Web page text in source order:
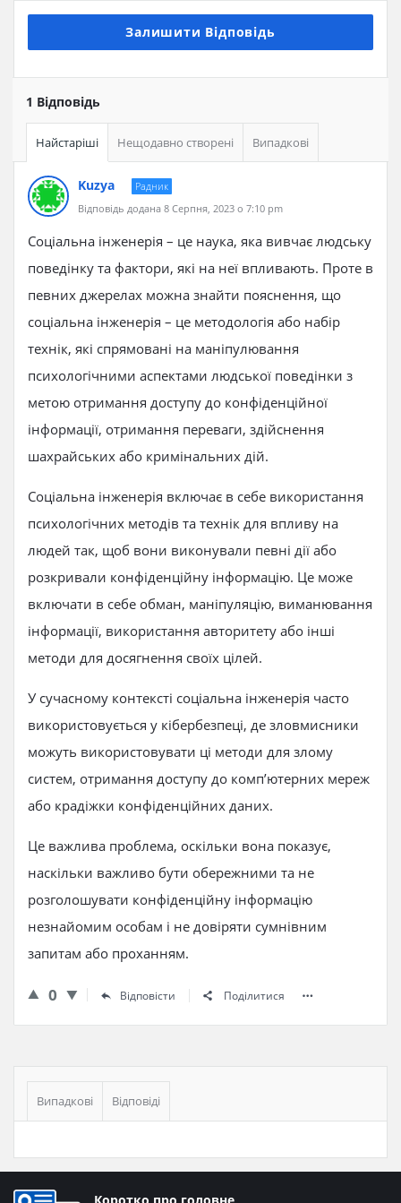
Залишити Відповідь
1 Відповідь
Найстаріші Нещодавно створені Випадкові
Kuzya
Радник
Відповідь додана 8 Серпня, 2023 о 7:10 pm
Соціальна інженерія – це наука, яка вивчає людську
поведінку та фактори, які на неї впливають. Проте в
певних джерелах можна знайти пояснення, що
соціальна інженерія – це методологія або набір
технік, які спрямовані на маніпулювання
психологічними аспектами людської поведінки з
метою отримання доступу до конфіденційної
інформації, отримання переваги, здійснення
шахрайських або кримінальних дій.
Соціальна інженерія включає в себе використання
психологічних методів та технік для впливу на
людей так, щоб вони виконували певні дії або
розкривали конфіденційну інформацію. Це може
включати в себе обман, маніпуляцію, виманювання
інформації, використання авторитету або інші
методи для досягнення своїх цілей.
У сучасному контексті соціальна інженерія часто
використовується у кібербезпеці, де зловмисники
можуть використовувати ці методи для злому
систем, отримання доступу до комп’ютерних мереж
або крадіжки конфіденційних даних.
Це важлива проблема, оскільки вона показує,
наскільки важливо бути обережними та не
розголошувати конфіденційну інформацію
незнайомим особам і не довіряти сумнівним
запитам або проханням.
0 Відповісти Поділитися
Бічна
панель
Випадкові Відповіді